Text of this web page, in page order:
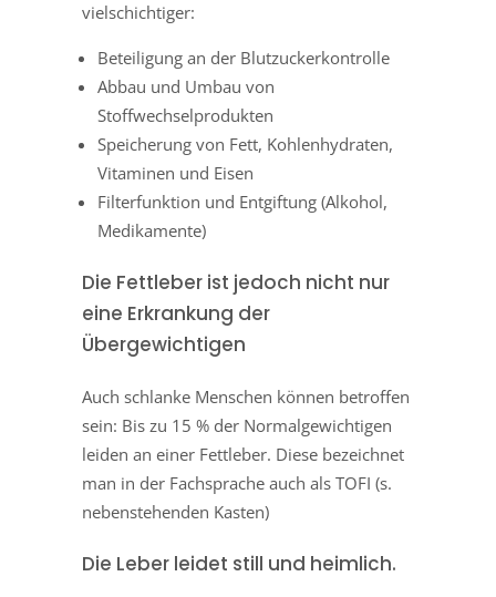
vielschichtiger:
Beteiligung an der Blutzuckerkontrolle
Abbau und Umbau von
Stoffwechselprodukten
Speicherung von Fett, Kohlenhydraten,
Vitaminen und Eisen
Filterfunktion und Entgiftung (Alkohol,
Medikamente)
Die Fettleber ist jedoch nicht nur
eine Erkrankung der
Übergewichtigen
Auch schlanke Menschen können betroffen
sein: Bis zu 15 % der Normalgewichtigen
leiden an einer Fettleber. Diese bezeichnet
man in der Fachsprache auch als TOFI (s.
nebenstehenden Kasten)
Die Leber leidet still und heimlich.